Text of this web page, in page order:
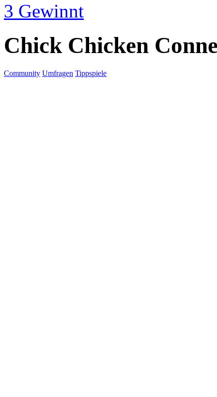
3 Gewinnt
Chick Chicken
Community Umfragen Tippspiele